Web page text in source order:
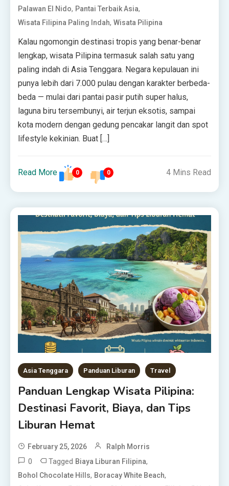
Palawan El Nido, Pantai Terbaik Asia,
Wisata Filipina Paling Indah,Wisata Pilipina
Kalau ngomongin destinasi tropis yang benar-benar
lengkap, wisata Pilipina termasuk salah satu yang
paling indah di Asia Tenggara. Negara kepulauan ini
punya lebih dari 7.000 pulau dengan karakter berbeda-
beda — mulai dari pantai pasir putih super halus,
laguna biru tersembunyi, air terjun eksotis, sampai
kota modern dengan gedung pencakar langit dan spot
lifestyle kekinian. Buat […]
Read More 0 0 4 Mins Read
Asia Tenggara Panduan Liburan Travel
Panduan Lengkap Wisata Pilipina:
Destinasi Favorit, Biaya, dan Tips
Liburan Hemat
February 25, 2026 Ralph Morris
0 Tagged Biaya Liburan Filipina,
Bohol Chocolate Hills, Boracay White Beach,